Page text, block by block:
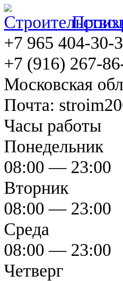
+7 965 404-30-
+7 (916) 267-
Московская
Почта:
Часы работы
Понедельник
08:00 — 23:00
Вторник
08:00 — 23:00
Среда
08:00 — 23:00
Четверг